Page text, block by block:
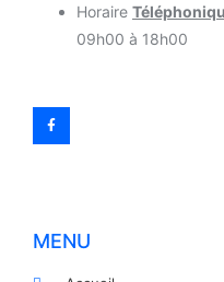
Horaire
09h00 à 18h00
MENU